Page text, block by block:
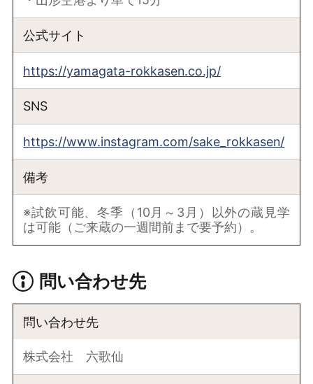
公式サイト
https://yamagata-rokkasen.co.jp/
SNS
https://www.instagram.com/sake_rokkasen/
備考
※試飲可能、冬季（10月～3月）以外の蔵見学
は可能（ご来蔵の一週間前まで要予約）。
問い合わせ先
問い合わせ先
株式会社 六歌仙